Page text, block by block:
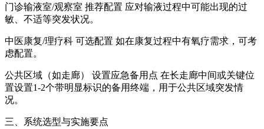
门诊输液室/观察室 推荐配置 应对输液过程中可能出现的过
敏、不适等突发状况。
中医康复/理疗科 可选配置 如在康复过程中有氧疗需求，可考
虑配置。
公共区域（如走廊） 设置应急备用点 在长走廊中间或关键位
置设置1-2个带明显标识的备用终端，用于公共区域突发情
况。
三、系统选型与实施要点